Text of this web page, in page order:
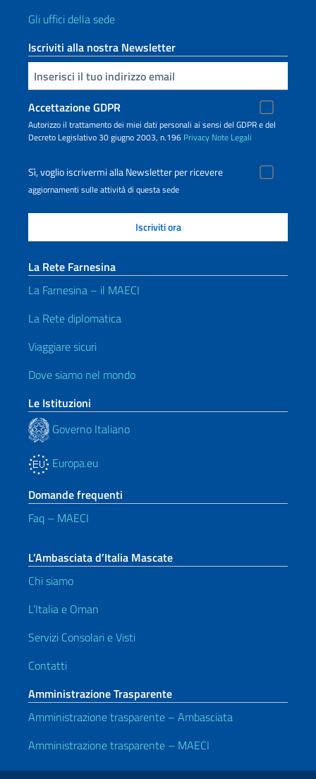
Gli uffici della sede
Iscriviti alla nostra Newsletter
Inserisci la tua email
Accettazione GDPR
Autorizzo il trattamento dei miei dati personali ai sensi del GDPR e del
Decreto Legislativo 30 giugno 2003, n.196 Privacy Note Legali
Sì, voglio iscrivermi alla Newsletter per ricevere
aggiornamenti sulle attività di questa sede
La Rete Farnesina
La Farnesina – il MAECI
La Rete diplomatica
Viaggiare sicuri
Dove siamo nel mondo
Le Istituzioni
Governo Italiano
Europa.eu
Domande frequenti
Faq – MAECI
L’Ambasciata d’Italia Mascate
Chi siamo
L’Italia e Oman
Servizi Consolari e Visti
Contatti
Amministrazione Trasparente
Amministrazione trasparente – Ambasciata
Amministrazione trasparente – MAECI